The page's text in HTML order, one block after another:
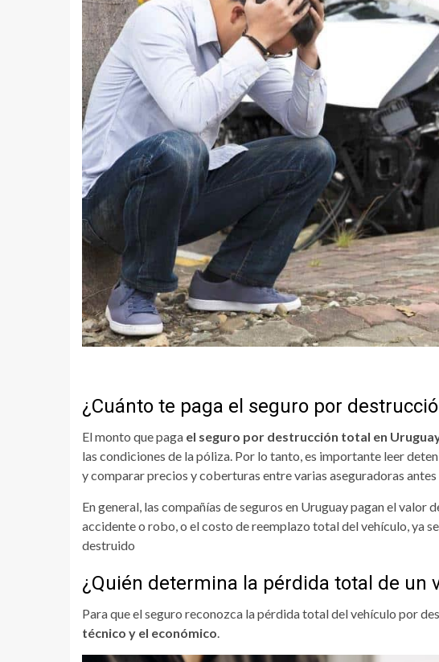
¿Cuánto te paga el seguro por
El monto que paga el seguro por destrucción total en
las condiciones de la póliza. Por lo tanto, es importante leer
y comparar precios y coberturas entre varias aseguradoras
En general, las compañías de seguros en Uruguay pagan el
accidente o robo, o el costo de reemplazo total del vehículo, ya
destruido
¿Quién determina la pérdida total de un
Para que el seguro reconozca la pérdida total del vehículo por
técnico y el económico.